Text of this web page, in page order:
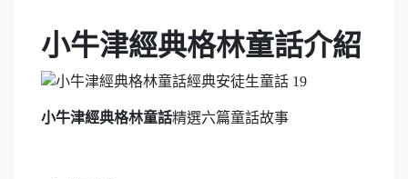
小牛津經典格林童話介紹
小牛津經典格林童話精選六篇童話故事